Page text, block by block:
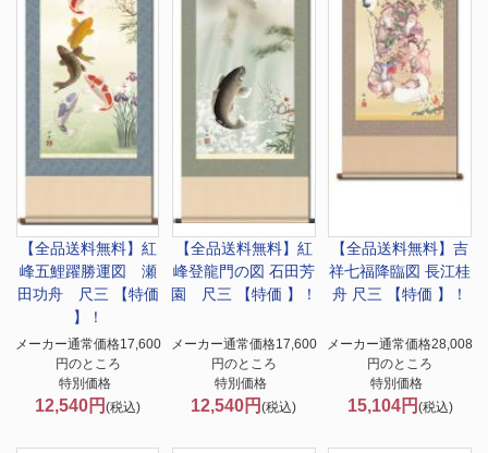
【全品送料無料】 紅
峰五鯉躍勝運図 瀬
田功舟 尺三 【特価
】！
メーカー通常価格17,600
円のところ
特別価格
12,540円(税込)
【全品送料無料】 紅
峰登龍門の図 石田芳
園 尺三 【特価 】！
メーカー通常価格17,600
円のところ
特別価格
12,540円(税込)
【全品送料無料】吉
祥七福降臨図 長江桂
舟 尺三 【特価 】！
メーカー通常価格28,008
円のところ
特別価格
15,104円 (税込)